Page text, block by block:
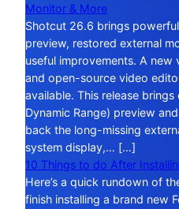
Monitor & More
Shotcut 26.6 brings
preview, restored external
useful improvements. A
and open-source video
available. This release
Dynamic Range) preview
back the long-missing
system display,… […]
10 Things to do After
Here’s a quick rundown of
finish installing a brand new